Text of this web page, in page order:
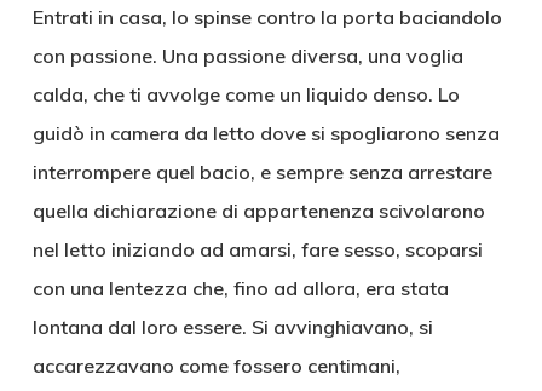
Entrati in casa, lo spinse contro la porta baciandolo
con passione. Una passione diversa, una voglia
calda, che ti avvolge come un liquido denso. Lo
guidò in camera da letto dove si spogliarono senza
interrompere quel bacio, e sempre senza arrestare
quella dichiarazione di appartenenza scivolarono
nel letto iniziando ad amarsi, fare sesso, scoparsi
con una lentezza che, fino ad allora, era stata
lontana dal loro essere. Si avvinghiavano, si
accarezzavano come fossero centimani,